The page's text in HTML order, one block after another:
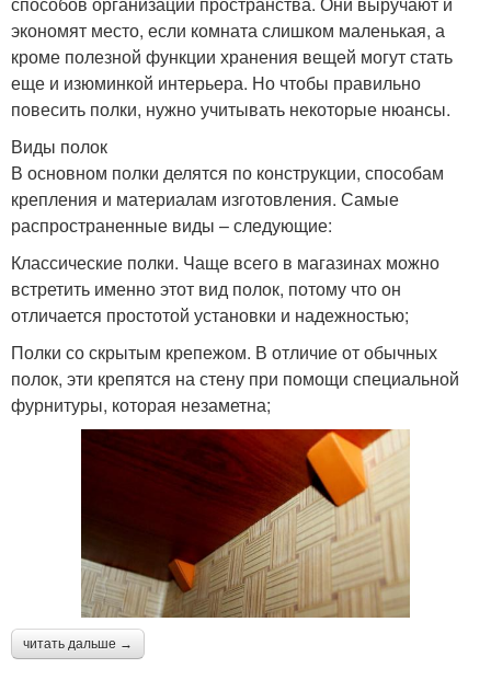
экономят место, если комната слишком маленькая, а
кроме полезной функции хранения вещей могут стать
еще и изюминкой интерьера. Но чтобы правильно
повесить полки, нужно учитывать некоторые нюансы.
Виды полок
В основном полки делятся по конструкции, способам
крепления и материалам изготовления. Самые
распространенные виды – следующие:
Классические полки. Чаще всего в магазинах можно
встретить именно этот вид полок, потому что он
отличается простотой установки и надежностью;
Полки со скрытым крепежом. В отличие от обычных
полок, эти крепятся на стену при помощи специальной
фурнитуры, которая незаметна;
читать дальше →